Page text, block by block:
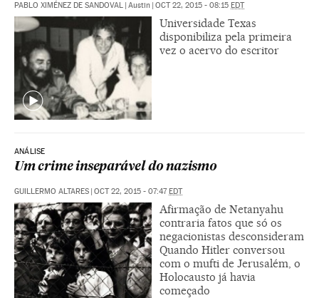
PABLO XIMÉNEZ DE SANDOVAL | Austin | OCT 22, 2015 - 08:15 EDT
Universidade Texas
disponibiliza pela primeira
vez o acervo do escritor
ANÁLISE
Um crime inseparável do nazismo
GUILLERMO ALTARES | OCT 22, 2015 - 07:47EDT
Afirmação de Netanyahu
contraria fatos que só os
negacionistas desconsideram
Quando Hitler conversou
com o mufti de Jerusalém, o
Holocausto já havia
começado